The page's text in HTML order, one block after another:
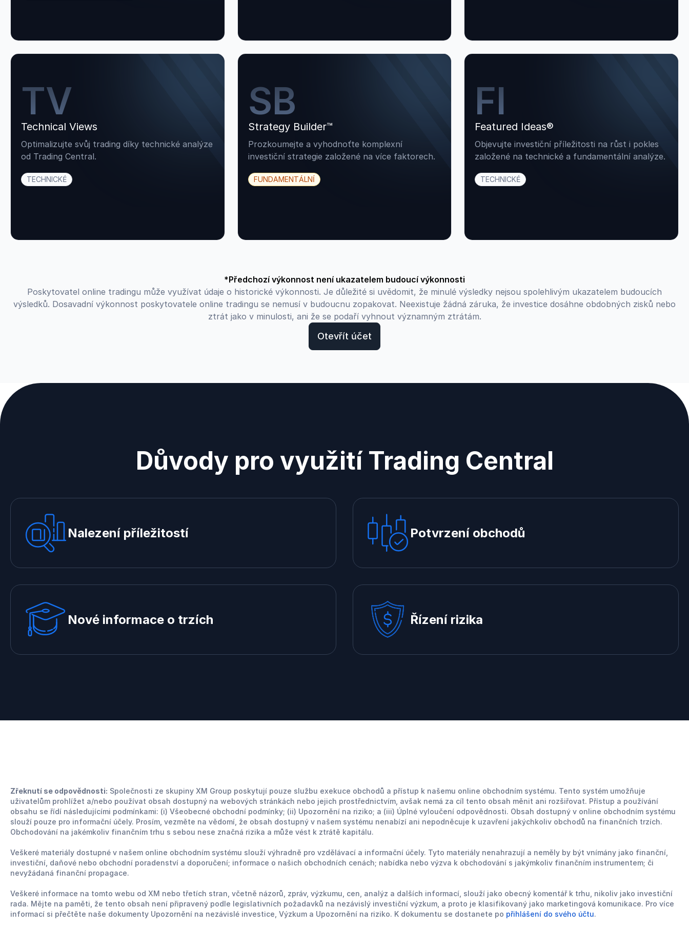
TV
Technical Views
Optimalizujte svůj trading díky technické analýze
od Trading Central.
TECHNICKÉ
SB
Strategy Builder™
Prozkoumejte a vyhodnoťte komplexní
investiční strategie založené na více faktorech.
FUNDAMENTÁLNÍ
FI
Featured Ideas®
Objevujte investiční příležitosti na růst i pokles
založené na technické a fundamentální analýze.
TECHNICKÉ
*Předchozí výkonnost není ukazatelem budoucí výkonnosti
Poskytovatel online tradingu může využívat údaje o historické výkonnosti. Je důležité si uvědomit, že minulé výsledky nejsou spolehlivým ukazatelem budoucích
výsledků. Dosavadní výkonnost poskytovatele online tradingu se nemusí v budoucnu zopakovat. Neexistuje žádná záruka, že investice dosáhne obdobných zisků nebo
ztrát jako v minulosti, ani že se podaří vyhnout významným ztrátám.
Otevřít účet
Důvody pro využití Trading Central
Nalezení příležitostí Potvrzení obchodů
Nové informace o trzích Řízení rizika
Zřeknutí se odpovědnosti: Společnosti ze skupiny XM Group poskytují pouze službu exekuce obchodů a přístup k našemu online obchodním systému. Tento systém umožňuje
uživatelům prohlížet a/nebo používat obsah dostupný na webových stránkách nebo jejich prostřednictvím, avšak nemá za cíl tento obsah měnit ani rozšiřovat. Přístup a používání
obsahu se řídí následujícími podmínkami: (i) Všeobecné obchodní podmínky; (ii) Upozornění na riziko; a (iii) Úplné vyloučení odpovědnosti. Obsah dostupný v online obchodním systému
slouží pouze pro informační účely. Prosím, vezměte na vědomí, že obsah dostupný v našem systému nenabízí ani nepodněcuje k uzavření jakýchkoliv obchodů na finančních trzích.
Obchodování na jakémkoliv finančním trhu s sebou nese značná rizika a může vést k ztrátě kapitálu.
Veškeré materiály dostupné v našem online obchodním systému slouží výhradně pro vzdělávací a informační účely. Tyto materiály nenahrazují a neměly by být vnímány jako finanční,
investiční, daňové nebo obchodní poradenství a doporučení; informace o našich obchodních cenách; nabídka nebo výzva k obchodování s jakýmkoliv finančním instrumentem; či
nevyžádaná finanční propagace.
Veškeré informace na tomto webu od XM nebo třetích stran, včetně názorů, zpráv, výzkumu, cen, analýz a dalších informací, slouží jako obecný komentář k trhu, nikoliv jako investiční
rada. Mějte na paměti, že tento obsah není připravený podle legislativních požadavků na nezávislý investiční výzkum, a proto je klasifikovaný jako marketingová komunikace. Pro více
informací si přečtěte naše dokumenty Upozornění na nezávislé investice, Výzkum a Upozornění na riziko. K dokumentu se dostanete po přihlášení do svého účtu.